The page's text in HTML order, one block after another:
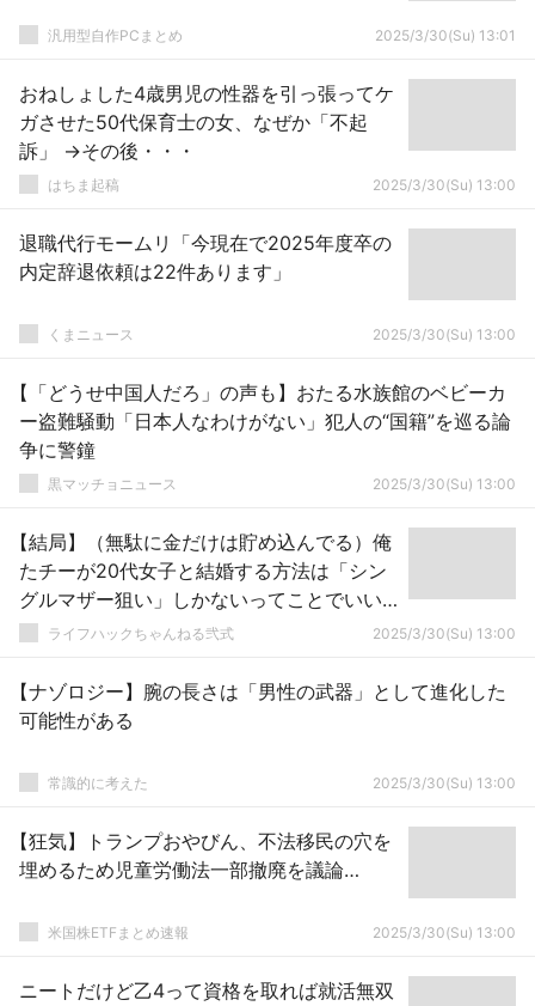
汎用型自作PCまとめ 2025/3/30(Su) 13:01
おねしょした4歳男児の性器を引っ張ってケ
ガさせた50代保育士の女、なぜか「不起
訴」 →その後・・・
はちま起稿 2025/3/30(Su) 13:00
退職代行モームリ「今現在で2025年度卒の
内定辞退依頼は22件あります」
くまニュース 2025/3/30(Su) 13:00
【「どうせ中国人だろ」の声も】おたる水族館のベビーカ
ー盗難騒動「日本人なわけがない」犯人の“国籍”を巡る論
争に警鐘
黒マッチョニュース 2025/3/30(Su) 13:00
【結局】（無駄に金だけは貯め込んでる）俺
たチーが20代女子と結婚する方法は「シン
グルマザー狙い」しかないってことでいい
のか？？？？？？
ライフハックちゃんねる弐式 2025/3/30(Su) 13:00
【ナゾロジー】腕の長さは「男性の武器」として進化した
可能性がある
常識的に考えた 2025/3/30(Su) 13:00
【狂気】トランプおやびん、不法移民の穴を
埋めるため児童労働法一部撤廃を議論…
米国株ETFまとめ速報 2025/3/30(Su) 13:00
ニートだけど乙4って資格を取れば就活無双